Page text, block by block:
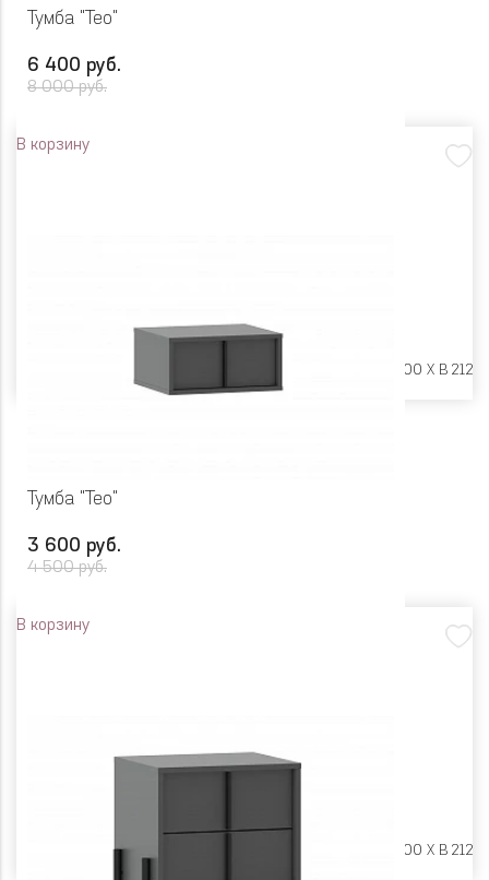
Тумба "Тео"
6 400 руб.
8 000 руб.
В корзину
Ш 900 X Г 400 X В 212
Тумба "Тео"
3 600 руб.
4 500 руб.
В корзину
Ш 450 X Г 400 X В 212